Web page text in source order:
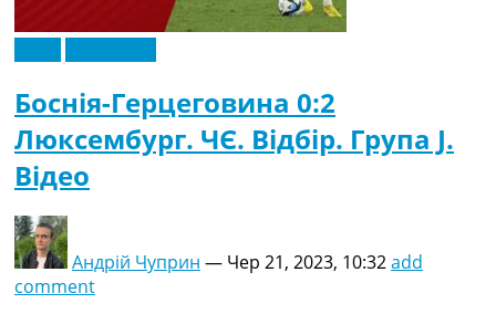
Боснія-Герцеговина 0:2
Люксембург. ЧЄ. Відбір. Група J.
Відео
Андрій Чуприн — Чер 21, 2023, 10:32add
comment